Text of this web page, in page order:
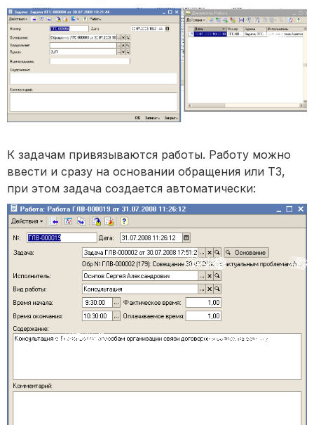
К задачам привязываются работы. Работу можно
ввести и сразу на основании обращения или ТЗ,
при этом задача создается автоматически: